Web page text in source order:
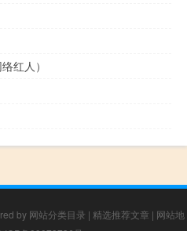
红人）
by 网站分类目录 | 精选推荐文章 | 网站地